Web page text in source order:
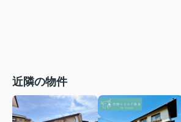
近隣の物件